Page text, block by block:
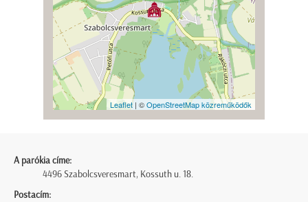
Leaflet| ©OpenStreetMap közreműködők
A parókia címe:
4496 Szabolcsveresmart, Kossuth u. 18.
Postacím: